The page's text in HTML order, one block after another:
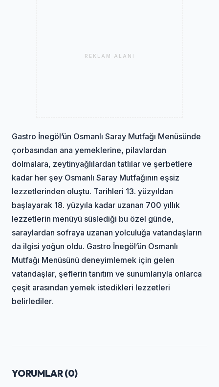
REKLAM ALANI
Gastro İnegöl’ün Osmanlı Saray Mutfağı Menüsünde
çorbasından ana yemeklerine, pilavlardan
dolmalara, zeytinyağlılardan tatlılar ve şerbetlere
kadar her şey Osmanlı Saray Mutfağının eşsiz
lezzetlerinden oluştu. Tarihleri 13. yüzyıldan
başlayarak 18. yüzyıla kadar uzanan 700 yıllık
lezzetlerin menüyü süslediği bu özel günde,
saraylardan sofraya uzanan yolculuğa vatandaşların
da ilgisi yoğun oldu. Gastro İnegöl’ün Osmanlı
Mutfağı Menüsünü deneyimlemek için gelen
vatandaşlar, şeflerin tanıtım ve sunumlarıyla onlarca
çeşit arasından yemek istedikleri lezzetleri
belirlediler.
YORUMLAR (0)